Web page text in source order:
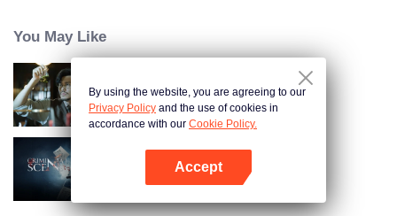
You May Like
Detektif L
Titik Kejahatan
By using the website, you are agreeing to our
Privacy Policy and the use of cookies in
accordance with our Cookie Policy.
Accept